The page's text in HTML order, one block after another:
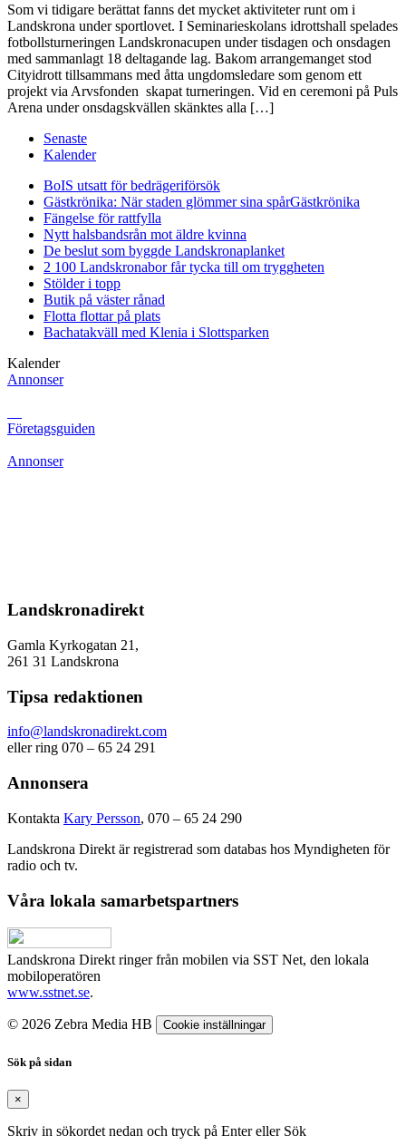
Som vi tidigare berättat fanns det mycket aktiviteter runt om i
Landskrona under sportlovet. I Seminarieskolans idrottshall spelades
fotbollsturneringen Landskronacupen under tisdagen och onsdagen
med sammanlagt 18 deltagande lag. Bakom arrangemanget stod
Cityidrott tillsammans med åtta ungdomsledare som genom ett
projekt via Arvsfonden skapat turneringen. Vid en ceremoni på Puls
Arena under onsdagskvällen skänktes alla […]
Senaste
Kalender
BoIS utsatt för bedrägeriförsök
Gästkrönika: När staden glömmer sina spårGästkrönika
Fängelse för rattfylla
Nytt halsbandsrån mot äldre kvinna
De beslut som byggde Landskronaplanket
2 100 Landskronabor får tycka till om tryggheten
Stölder i topp
Butik på väster rånad
Flotta flottar på plats
Bachatakväll med Klenia i Slottsparken
Kalender
Annonser
Företagsguiden
Annonser
Landskronadirekt
Gamla Kyrkogatan 21,
261 31 Landskrona
Tipsa redaktionen
info@landskronadirekt.com
eller ring 070 – 65 24 291
Annonsera
Kontakta Kary Persson, 070 – 65 24 290
Landskrona Direkt är registrerad som databas hos Myndigheten för
radio och tv.
Våra lokala samarbetspartners
Landskrona Direkt ringer från mobilen via SST Net, den lokala
mobiloperatören
www.sstnet.se.
© 2026 Zebra Media HB Cookie inställningar
Sök på sidan
×
Skriv in sökordet nedan och tryck på Enter eller Sök